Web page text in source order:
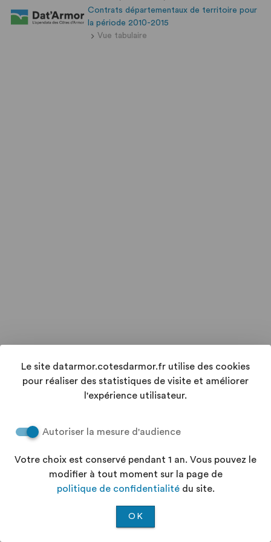
Contrats départementaux de territoire pour
la période 2010-2015
Vue tabulaire
Le site datarmor.cotesdarmor.fr utilise des cookies
pour réaliser des statistiques de visite et améliorer
l'expérience utilisateur.
Autoriser la mesure d'audience
Votre choix est conservé pendant 1 an. Vous pouvez le
modifier à tout moment sur la page de
politique de confidentialitédu site.
OK